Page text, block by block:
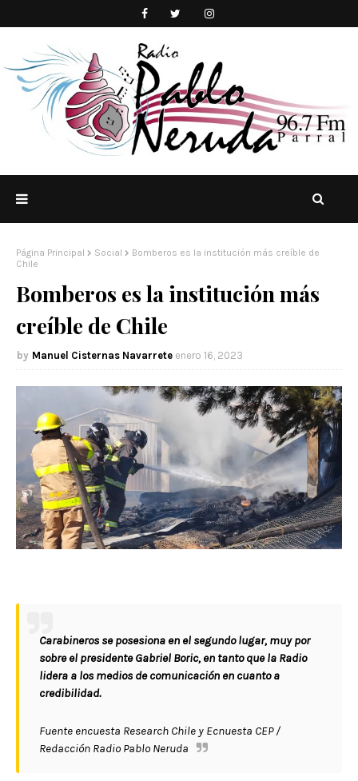
Página Principal Social
Bomberos es la institución más creíble de
Chile
Bomberos es la institución más
creíble de Chile
Manuel Cisternas Navarrete enero 16, 2023
Carabineros se posesiona en el segundo lugar, muy por
sobre el presidente Gabriel Boric, en tanto que la Radio
lidera a los medios de comunicación en cuanto a
credibilidad.
Fuente encuesta Research Chile y Ecnuesta CEP /
Redacción Radio Pablo Neruda